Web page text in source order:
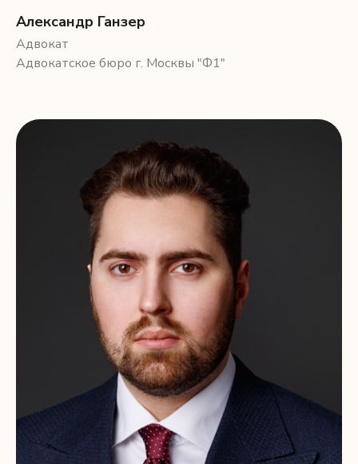
Александр Ганзер
Адвокат
Адвокатское бюро г. Москвы "Ф1"